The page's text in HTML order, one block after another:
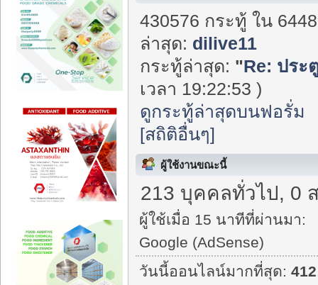
430576 กระทู้ ใน
ล่าสุด: dilive11
กระทู้ล่าสุด: "Re: ประ
เวลา 19:22:53 )
ดูกระทู้ล่าสุดบนฟอรั่ม
[สถิติอื่นๆ]
ผู้ใช้งานขณะนี้
213 บุคคลทั่วไป, 0
ผู้ใช้เมื่อ 15 นาทีที่ผ่านมา:
Google (AdSense)
วันนี้ออนไลน์มากที่สุด:412